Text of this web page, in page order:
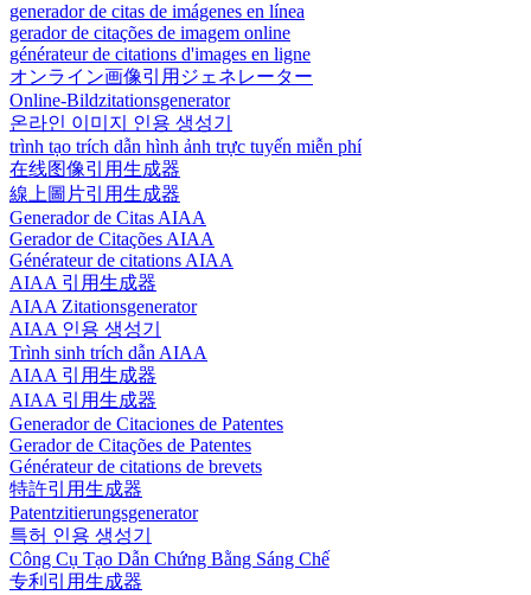
generador de citas de imágenes en línea
gerador de citações de imagem online
générateur de citations d'images en ligne
オンライン画像引用ジェネレーター
Online-Bildzitationsgenerator
온라인 이미지 인용 생성기
trình tạo trích dẫn hình ảnh trực tuyến miễn phí
在线图像引用生成器
線上圖片引用生成器
Generador de Citas AIAA
Gerador de Citações AIAA
Générateur de citations AIAA
AIAA 引用生成器
AIAA Zitationsgenerator
AIAA 인용 생성기
Trình sinh trích dẫn AIAA
AIAA 引用生成器
AIAA 引用生成器
Generador de Citaciones de Patentes
Gerador de Citações de Patentes
Générateur de citations de brevets
特許引用生成器
Patentzitierungsgenerator
특허 인용 생성기
Công Cụ Tạo Dẫn Chứng Bằng Sáng Chế
专利引用生成器